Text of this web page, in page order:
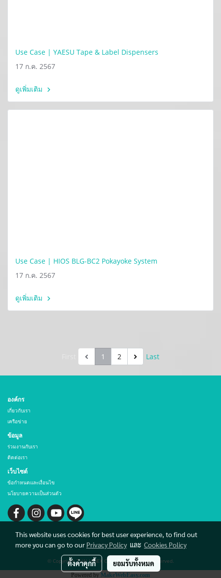
Use Case | YAESU Tape & Label Dispensers
17 ก.ค. 2567
ดูเพิ่มเติม
Use Case | HIOS BLG-BC2 Pokayoke System
17 ก.ค. 2567
ดูเพิ่มเติม
1 2 Last
องค์กร
เกี่ยวกับเรา
เครือข่าย
ข้อมูล
ร่วมงานกับเรา
ติดต่อเรา
เว็บไซต์
ข้อกำหนดและเงื่อนไข
นโยบายความเป็นส่วนตัว
© Copyright THAI HIBEX CO., LTD. All rights reserved.
Powered by MakeWebEasy.com
This website uses cookies for best user experience, to find out
more you can go to our Privacy Policyและ Cookies Policy
ตั้งค่าคุกกี้ ยอมรับทั้งหมด